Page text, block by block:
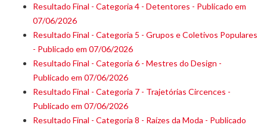
Resultado Final - Categoria 4 - Detentores - Publicado em
07/06/2026
Resultado Final - Categoria 5 - Grupos e Coletivos Populares
- Publicado em 07/06/2026
Resultado Final - Categoria 6 - Mestres do Design -
Publicado em 07/06/2026
Resultado Final - Categoria 7 - Trajetórias Circences -
Publicado em 07/06/2026
Resultado Final - Categoria 8 - Raízes da Moda - Publicado